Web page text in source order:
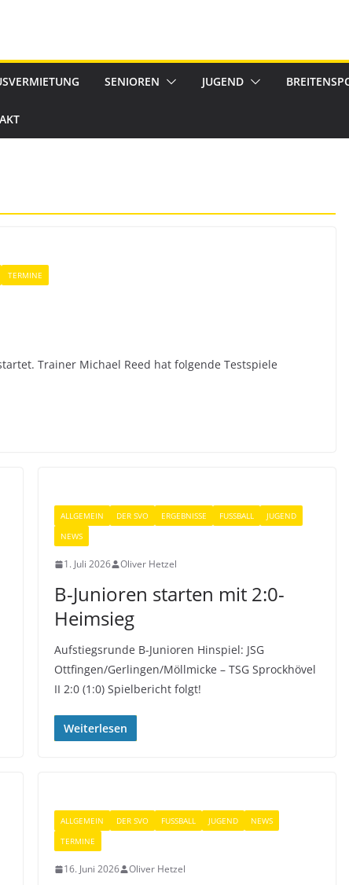
SENIOREN JUGEND
TERMINE
Trainer Michael Reed hat folgende Testspiele
ALLGEMEIN DER SVO ERGEBNISSE FUSSBALL
JUGEND
NEWS
1. Juli 2026 Oliver Hetzel
B-Junioren starten mit 2:0-
Heimsieg
Aufstiegsrunde B-Junioren Hinspiel: JSG
Ottfingen/Gerlingen/Möllmicke – TSG Sprockhövel
II 2:0 (1:0) Spielbericht folgt!
Weiterlesen
ALLGEMEIN DER SVO FUSSBALL JUGEND
NEWS
TERMINE
16. Juni 2026 Oliver Hetzel